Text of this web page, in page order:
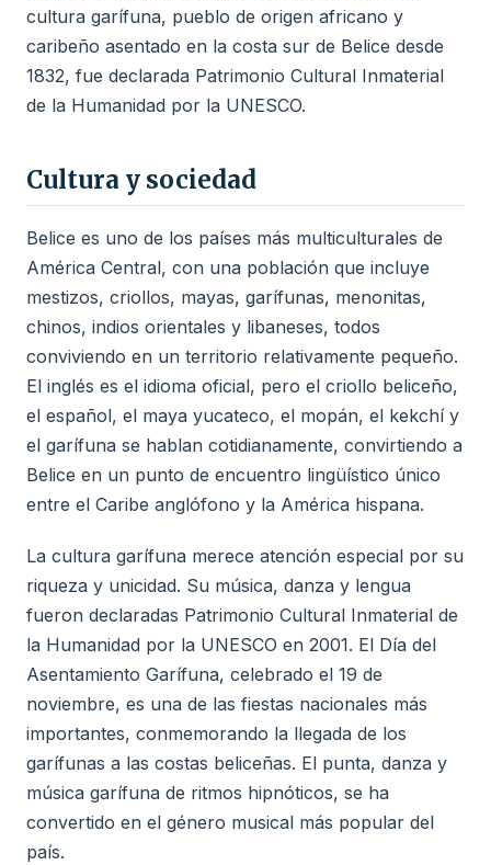
cultura garífuna, pueblo de origen africano y
caribeño asentado en la costa sur de Belice desde
1832, fue declarada Patrimonio Cultural Inmaterial
de la Humanidad por la UNESCO.
Cultura y sociedad
Belice es uno de los países más multiculturales de
América Central, con una población que incluye
mestizos, criollos, mayas, garífunas, menonitas,
chinos, indios orientales y libaneses, todos
conviviendo en un territorio relativamente pequeño.
El inglés es el idioma oficial, pero el criollo beliceño,
el español, el maya yucateco, el mopán, el kekchí y
el garífuna se hablan cotidianamente, convirtiendo a
Belice en un punto de encuentro lingüístico único
entre el Caribe anglófono y la América hispana.
La cultura garífuna merece atención especial por su
riqueza y unicidad. Su música, danza y lengua
fueron declaradas Patrimonio Cultural Inmaterial de
la Humanidad por la UNESCO en 2001. El Día del
Asentamiento Garífuna, celebrado el 19 de
noviembre, es una de las fiestas nacionales más
importantes, conmemorando la llegada de los
garífunas a las costas beliceñas. El punta, danza y
música garífuna de ritmos hipnóticos, se ha
convertido en el género musical más popular del
país.